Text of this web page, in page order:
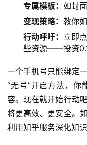
专属模板： 如封
变现策略： 教你
行动呼吁： 立即
些资源——投资0.1
一个手机号只能绑定
“无号”开启方法，你
容。现在就开始行动
将更高效、更安全。
利用知乎服务深化知